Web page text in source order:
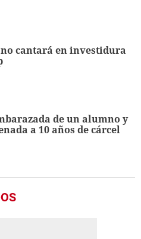
cantará en investidura
de un alumno y
a 10 años de cárcel